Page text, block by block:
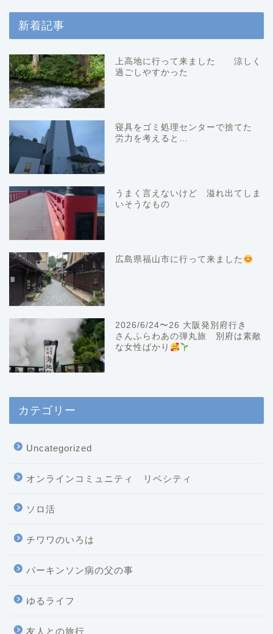
新着記事
上高地に行って来ました 涼しく
過ごしやすかった
寝具をゴミ処理センターで捨てた
労力を考えると…
うまく言えないけど 溢れ出てしま
いそうなもの
広島県福山市に行って来ました
2026/6/24〜26 大阪発別府行き
さんふらわあの弾丸旅 別府は素敵
な女性ばかり
カテゴリー
Uncategorized
オンラインコミュニティ リベシティ
ソロ活
チワワのいろは
パーキンソン病の父の事
ゆるライフ
友人との旅行